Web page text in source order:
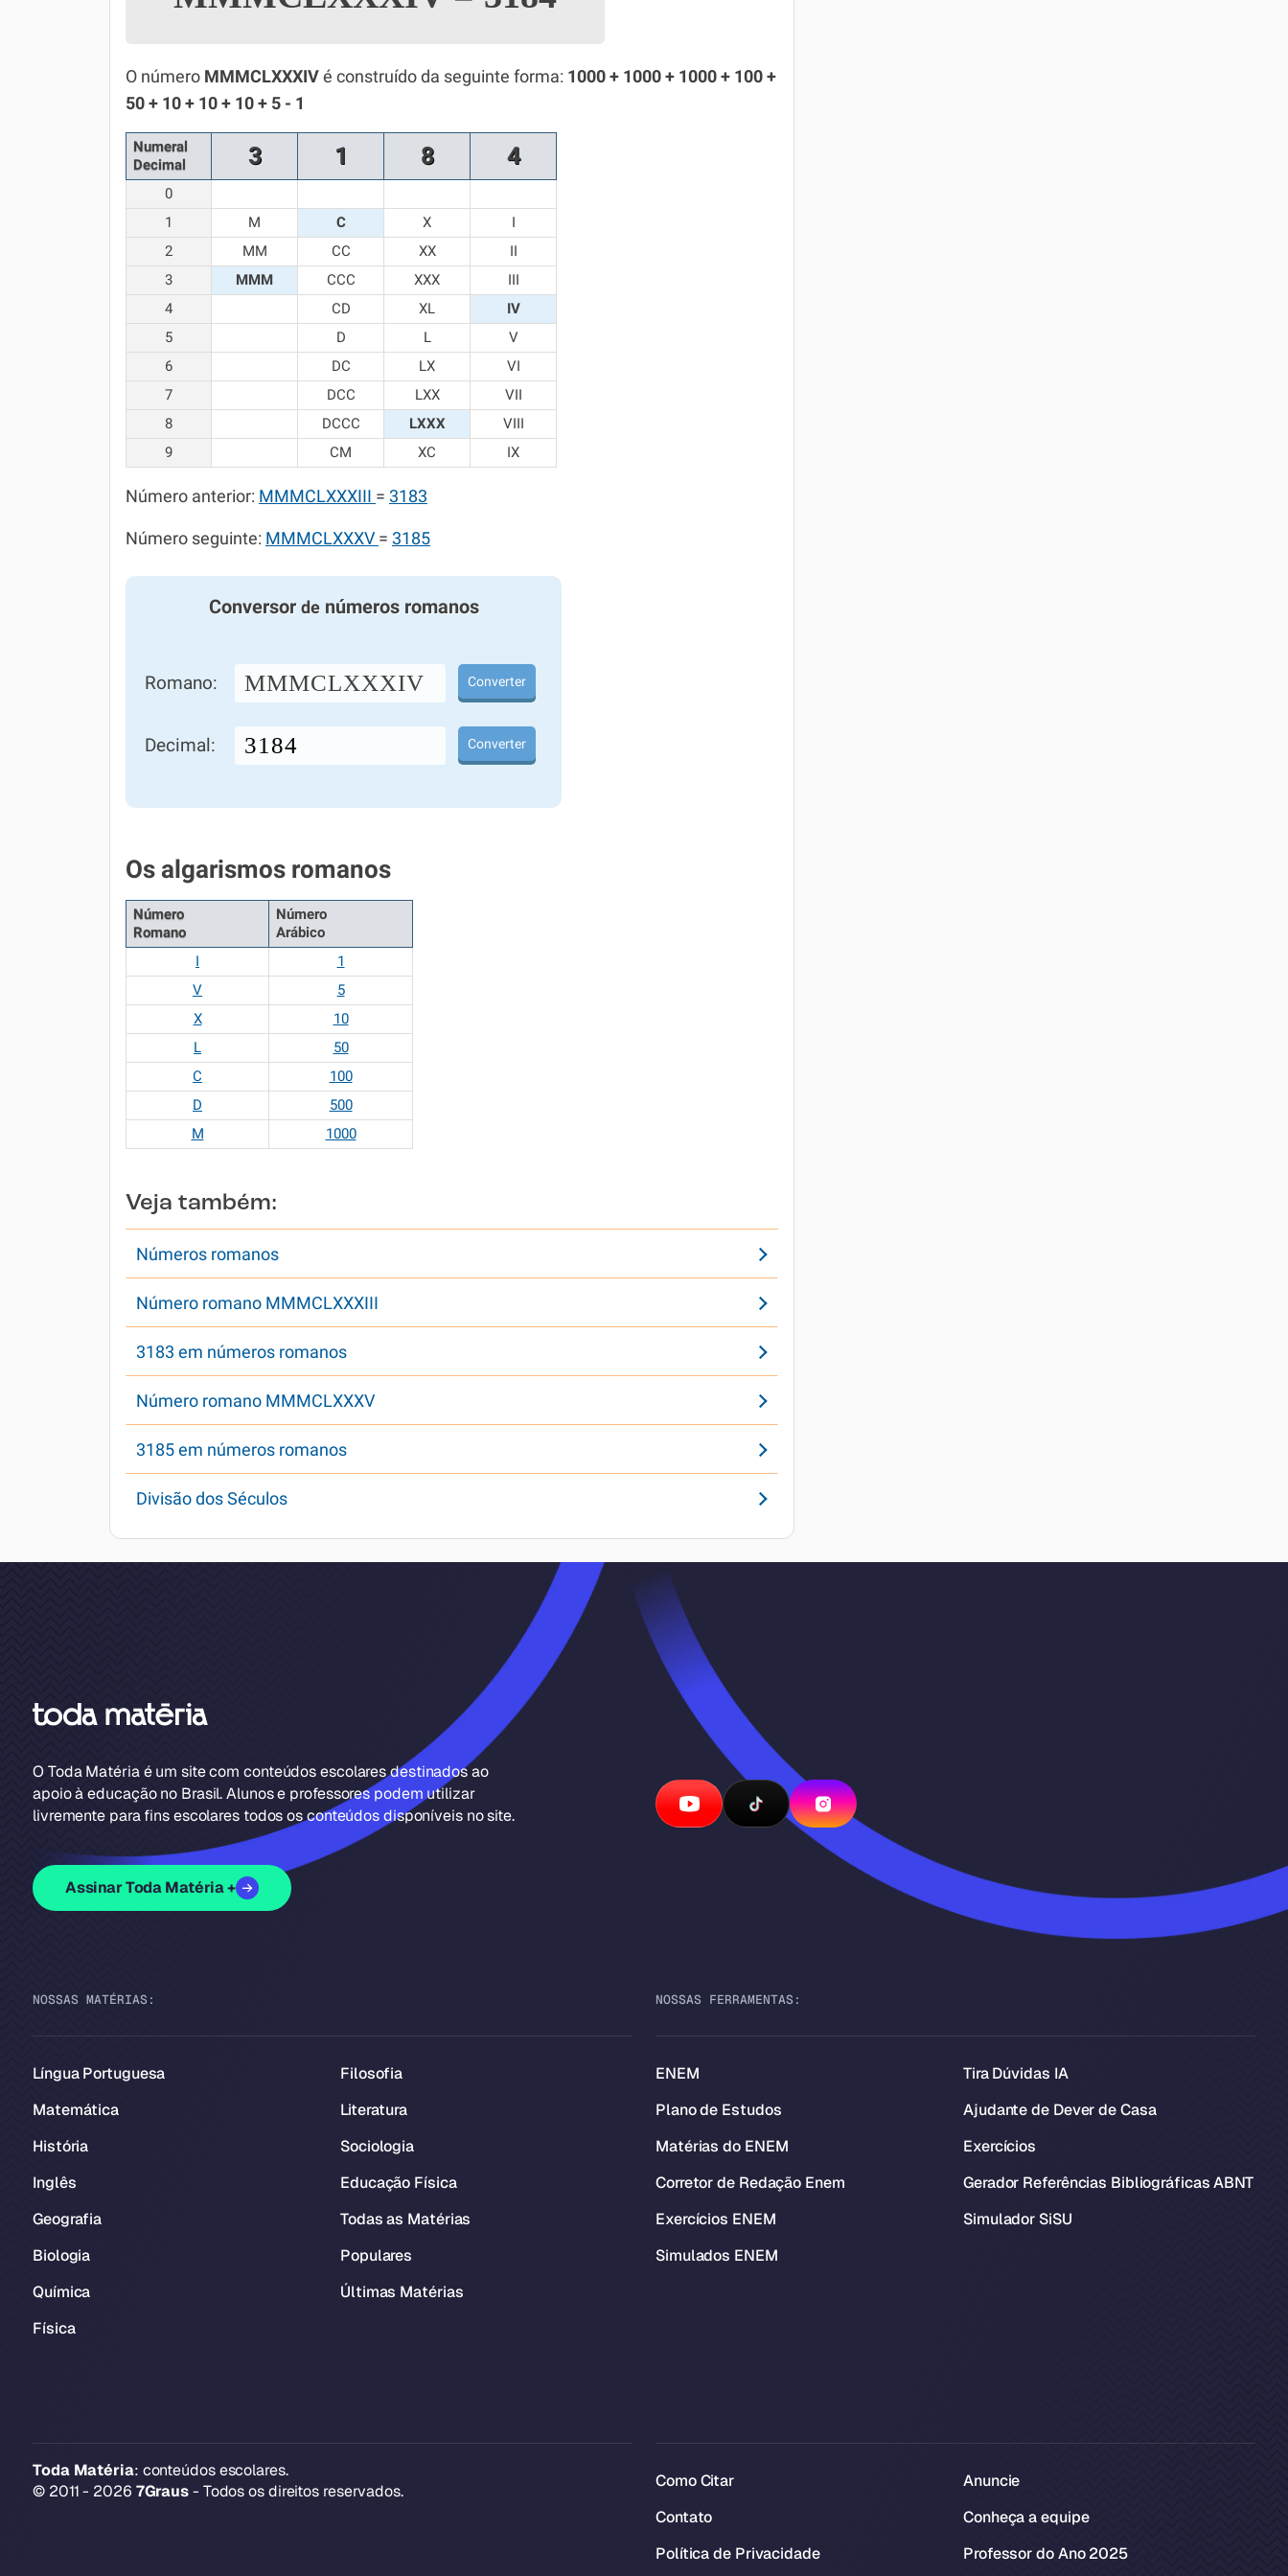
Química
Todos os Exercícios
O número MMMCLXXXIV é construído da seguinte forma: 1000 + 1000 + 1000 + 100 +
50 + 10 + 10 + 10 + 5 - 1
Numeral
Decimal
3 1 8 4
0
1
M C X
I
2
MM CC XX
II
3
MMM CCC XXX
III
4
CD XL
IV
5
D L
V
6
DC LX
VI
7
DCC LXX
VII
8
DCCC LXXX
VIII
9
CM XC IX
Número anterior: MMMCLXXXIII = 3183
Número seguinte: MMMCLXXXV = 3185
Conversor denúmeros romanos
Romano: MMMCLXXXIV Converter
Decimal: Converter
Os algarismos romanos
Número
Romano
Número
Arábico
I
1
V
5
X
10
L
50
C
100
D
500
M
1000
Veja também:
Números romanos
Número romano MMMCLXXXIII
3183 em números romanos
Número romano MMMCLXXXV
3185 em números romanos
Divisão dos Séculos
O Toda Matéria é um site com conteúdos escolares destinados ao
apoio à educação no Brasil. Alunos e professores podem utilizar
livremente para fins escolares todos os conteúdos disponíveis no site.
Assinar Toda Matéria +
NOSSAS MATÉRIAS:
Língua Portuguesa
Matemática
História
Inglês
Geografia
Biologia
Química
Física
Filosofia
Literatura
Sociologia
Educação Física
Todas as Matérias
Populares
Últimas Matérias
NOSSAS FERRAMENTAS:
ENEM
Plano de Estudos
Matérias do ENEM
Corretor de Redação Enem
Exercícios ENEM
Simulados ENEM
Tira Dúvidas IA
Ajudante de Dever de Casa
Exercícios
Gerador Referências Bibliográficas ABNT
Simulador SiSU
Toda Matéria: conteúdos escolares.
© 2011 - 2026 7Graus- Todos os direitos reservados.
Como Citar
Contato
Política de Privacidade
Anuncie
Conheça a equipe
Professor do Ano 2025